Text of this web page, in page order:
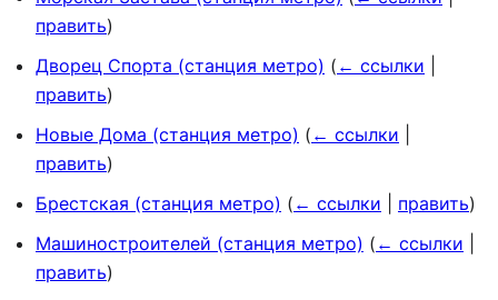
править)
Дворец Спорта (станция метро) ( ← ссылки
править)
Новые Дома (станция метро) ( ← ссылки
править)
Брестская (станция метро) ( ← ссылки править)
Машиностроителей (станция метро) ( ← ссылки
править)